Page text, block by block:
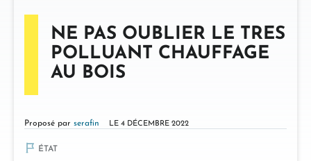
NE PAS OUBLIER LE TRES
POLLUANT CHAUFFAGE
AU BOIS
Proposé par serafin LE 4 DÉCEMBRE 2022
ÉTAT